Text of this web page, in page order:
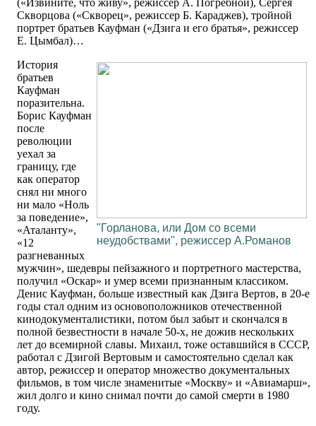
(«Извините, что живу», режиссер А. Погребной), Сергея
Скворцова («Скворец», режиссер Б. Караджев), тройной
портрет братьев Кауфман («Дзига и его братья», режиссер
Е. Цымбал)…
"Горланова, или Дом со всеми
неудобствами", режиссер А.Романов
История
братьев
Кауфман
поразительна.
Борис Кауфман
после
революции
уехал за
границу, где
как оператор
снял ни много
ни мало «Ноль
за поведение»,
«Аталанту»,
«12
разгневанных
мужчин», шедевры пейзажного и портретного мастерства,
получил «Оскар» и умер всеми признанным классиком.
Денис Кауфман, больше известный как Дзига Вертов, в 20-е
годы стал одним из основоположников отечественной
кинодокументалистики, потом был забыт и скончался в
полной безвестности в начале 50-х, не дожив нескольких
лет до всемирной славы. Михаил, тоже оставшийся в СССР,
работал с Дзигой Вертовым и самостоятельно сделал как
автор, режиссер и оператор множество документальных
фильмов, в том числе знаменитые «Москву» и «Авиамарш»,
жил долго и кино снимал почти до самой смерти в 1980
году.